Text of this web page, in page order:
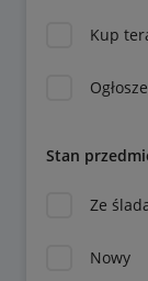
Kup
Stan
Ze
Nowy